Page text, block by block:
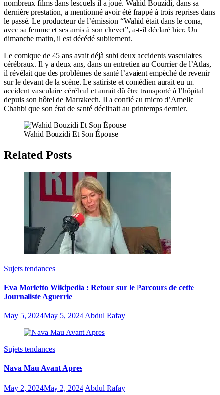
nombreux films dans lesquels il a joué. Wahid Bouzidi, dans sa
dernière prestation, a mentionné avoir été frappé à trois reprises dans
le passé. Le producteur de l’émission “Wahid était dans le coma,
avec sa femme et ses amis à son chevet”, a-t-il déclaré hier. Un
dimanche matin, il est décédé subitement.
Le comique de 45 ans avait déjà subi deux accidents vasculaires
cérébraux. Il y a deux ans, dans un entretien au Courrier de l’Atlas,
il révélait que des problèmes de santé l’avaient empêché de revenir
sur le devant de la scène. Le satiriste et comédien aurait eu un
accident vasculaire cérébral et aurait dû être transporté à l’hôpital
depuis son hôtel de Marrakech. Il a confié au micro d’Amelle
Chahbi que son état de santé déclinait au printemps dernier.
Wahid Bouzidi Et Son Épouse
Related Posts
Sujets tendances
Eva Morletto Wikipedia : Retour sur le Parcours de cette
Journaliste Aguerrie
May 5, 2024May 5, 2024 Abdul Rafay
Sujets tendances
Nava Mau Avant Apres
May 2, 2024May 2, 2024 Abdul Rafay